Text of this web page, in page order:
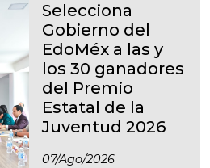
Selecciona
Gobierno del
EdoMéx a las y
los 30 ganadores
del Premio
Estatal de la
Juventud 2026
07/ago/2026